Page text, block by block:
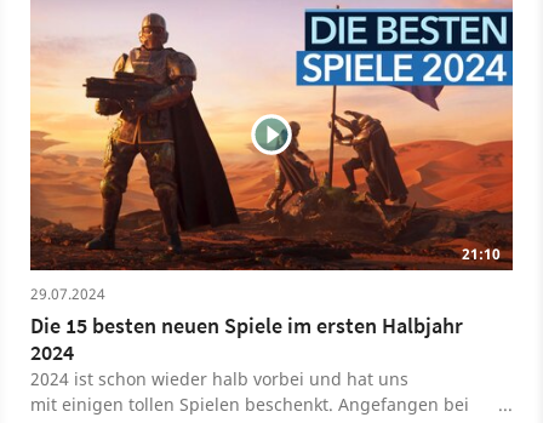
Franchise an der Reihe – darin kämpfen die
titelgebenden Nikkes gegen eine außerirdische Invasion
auf der Erde an. Eve schlüpft für das Crossover wohl
unter anderem in die Klamotten von Alice und Rapi,
außerdem gibt es einen weiteren Bosskampf,
zusätzliche Sammelpuppen und Sticker. Erscheinen soll
der DLC im Juni für PS5 und PC, ob er kostenpflichtig
wird, ist noch nicht bekannt. Da bereits das NieR-
Crossover nicht kostenlos war, ist aber davon
auszugehen, dass ihr Geld ausgeben müsst, um die
Erweiterung nutzen zu können.
21:10
29.07.2024
Die 15 besten neuen Spiele im ersten Halbjahr
2024
2024 ist schon wieder halb vorbei und hat uns
mit einigen tollen Spielen beschenkt. Angefangen bei